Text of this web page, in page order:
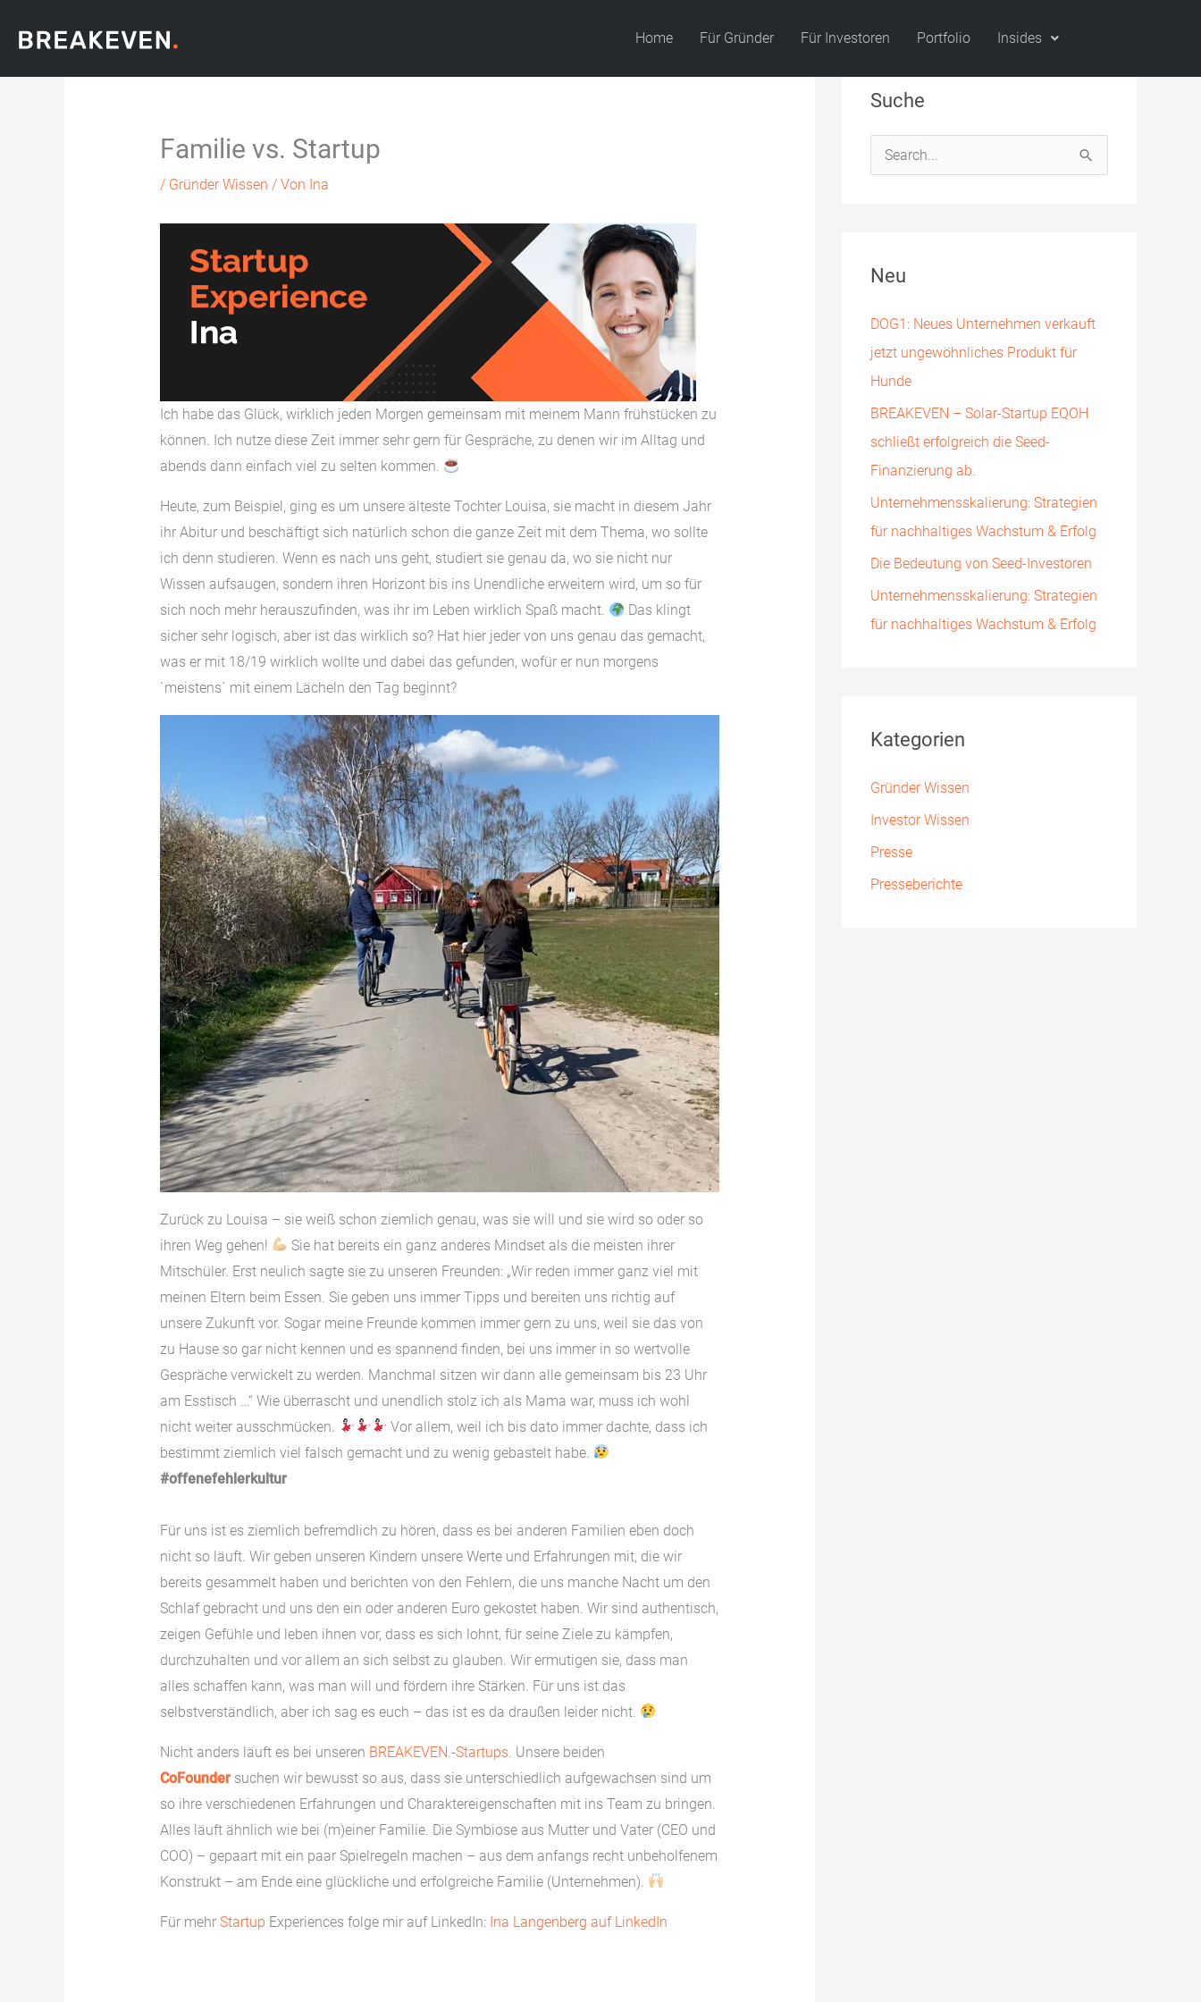
Inhalt
Home Für Gründer Für Investoren Portfolio Insides
Familie vs. Startup
/ Gründer Wissen / Von Ina
Ich habe das Glück, wirklich jeden Morgen gemeinsam mit meinem Mann frühstücken zu
können. Ich nutze diese Zeit immer sehr gern für Gespräche, zu denen wir im Alltag und
abends dann einfach viel zu selten kommen.
Heute, zum Beispiel, ging es um unsere älteste Tochter Louisa, sie macht in diesem Jahr
ihr Abitur und beschäftigt sich natürlich schon die ganze Zeit mit dem Thema, wo sollte
ich denn studieren. Wenn es nach uns geht, studiert sie genau da, wo sie nicht nur
Wissen aufsaugen, sondern ihren Horizont bis ins Unendliche erweitern wird, um so für
sich noch mehr herauszufinden, was ihr im Leben wirklich Spaß macht.
Das klingt
sicher sehr logisch, aber ist das wirklich so? Hat hier jeder von uns genau das gemacht,
was er mit 18/19 wirklich wollte und dabei das gefunden, wofür er nun morgens
`meistens` mit einem Lächeln den Tag beginnt?
Zurück zu Louisa – sie weiß schon ziemlich genau, was sie will und sie wird so oder so
ihren Weg gehen!
Sie hat bereits ein ganz anderes Mindset als die meisten ihrer
Mitschüler. Erst neulich sagte sie zu unseren Freunden: „Wir reden immer ganz viel mit
meinen Eltern beim Essen. Sie geben uns immer Tipps und bereiten uns richtig auf
unsere Zukunft vor. Sogar meine Freunde kommen immer gern zu uns, weil sie das von
zu Hause so gar nicht kennen und es spannend finden, bei uns immer in so wertvolle
Gespräche verwickelt zu werden. Manchmal sitzen wir dann alle gemeinsam bis 23 Uhr
am Esstisch …“ Wie überrascht und unendlich stolz ich als Mama war, muss ich wohl
nicht weiter ausschmücken.
Vor allem, weil ich bis dato immer dachte, dass ich
bestimmt ziemlich viel falsch gemacht und zu wenig gebastelt habe.
#offenefehlerkultur
Für uns ist es ziemlich befremdlich zu hören, dass es bei anderen Familien eben doch
nicht so läuft. Wir geben unseren Kindern unsere Werte und Erfahrungen mit, die wir
bereits gesammelt haben und berichten von den Fehlern, die uns manche Nacht um den
Schlaf gebracht und uns den ein oder anderen Euro gekostet haben. Wir sind authentisch,
zeigen Gefühle und leben ihnen vor, dass es sich lohnt, für seine Ziele zu kämpfen,
durchzuhalten und vor allem an sich selbst zu glauben. Wir ermutigen sie, dass man
alles schaffen kann, was man will und fördern ihre Stärken. Für uns ist das
selbstverständlich, aber ich sag es euch – das ist es da draußen leider nicht.
Nicht anders läuft es bei unseren BREAKEVEN.-Startups. Unsere beiden
CoFoundersuchen wir bewusst so aus, dass sie unterschiedlich aufgewachsen sind um
so ihre verschiedenen Erfahrungen und Charaktereigenschaften mit ins Team zu bringen.
Alles läuft ähnlich wie bei (m)einer Familie. Die Symbiose aus Mutter und Vater (CEO und
COO) – gepaart mit ein paar Spielregeln machen – aus dem anfangs recht unbeholfenem
Konstrukt – am Ende eine glückliche und erfolgreiche Familie (Unternehmen).
Für mehr Startup Experiences folge mir auf LinkedIn: Ina Langenberg auf LinkedIn
Suche
e
n
a
c
h
:
Neu
DOG1: Neues Unternehmen verkauft
jetzt ungewöhnliches Produkt für
Hunde
BREAKEVEN – Solar-Startup EQOH
schließt erfolgreich die Seed-
Finanzierung ab.
Unternehmensskalierung: Strategien
für nachhaltiges Wachstum & Erfolg
Die Bedeutung von Seed-Investoren
Unternehmensskalierung: Strategien
für nachhaltiges Wachstum & Erfolg
Kategorien
Gründer Wissen
Investor Wissen
Presse
Presseberichte